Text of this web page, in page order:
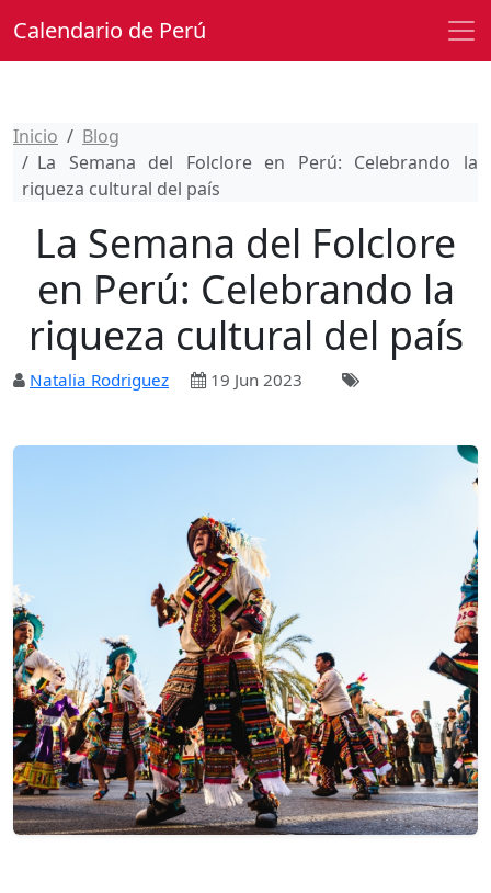
Calendario de Perú
Inicio
Blog
La Semana del Folclore en Perú: Celebrando la
riqueza cultural del país
La Semana del Folclore
en Perú: Celebrando la
riqueza cultural del país
Natalia Rodriguez 19 Jun 2023